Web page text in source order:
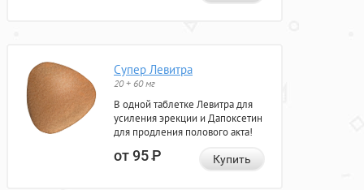
Супер Левитра
20 + 60 мг
В одной таблетке Левитра для
усиления эрекции и Дапоксетин
для продления полового акта!
от 95Р Купить